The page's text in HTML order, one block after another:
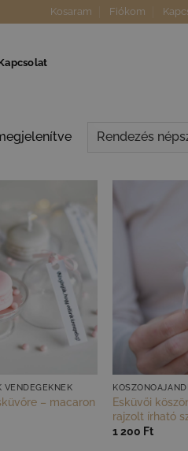
Kosaram Fiókom
Sorted
VENDÉGEKNEK
– macaron
Esküvői
rajzolt írható
1 200 Ft